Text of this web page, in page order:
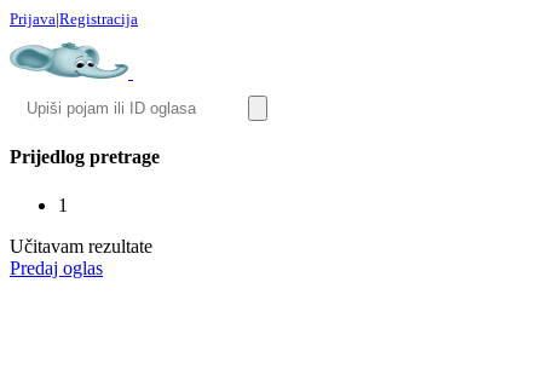
Prijava|Registracija
Prijedlog pretrage
1
Učitavam rezultate
Predaj oglas